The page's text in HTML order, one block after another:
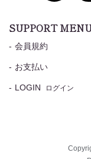
SUPPORT
会員規約
お支払い
LOGIN ログイン